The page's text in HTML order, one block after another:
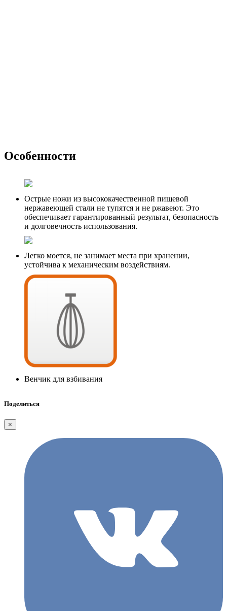
Особенности
Острые ножи из высококачественной пищевой
нержавеющей стали не тупятся и не ржавеют. Это
обеспечивает гарантированный результат, безопасность
и долговечность использования.
Легко моется, не занимает места при хранении,
устойчива к механическим воздействиям.
Венчик для взбивания
Поделиться
×